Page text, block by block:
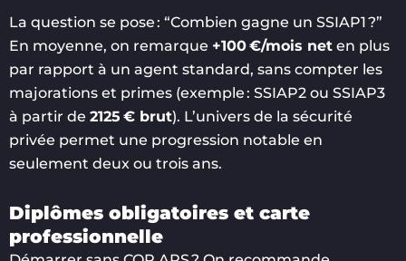
La question se pose : “Combien gagne un SSIAP1 ?”
En moyenne, on remarque +100 €/mois net en plus
par rapport à un agent standard, sans compter les
majorations et primes (exemple : SSIAP2 ou SSIAP3
à partir de 2125 € brut). L’univers de la sécurité
privée permet une progression notable en
seulement deux ou trois ans.
Diplômes obligatoires et carte
professionnelle